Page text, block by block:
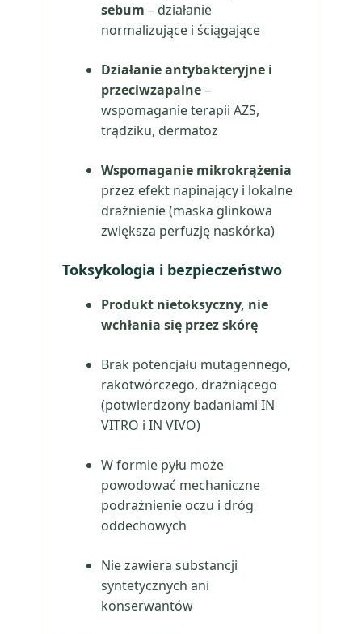
sebum – działanie
normalizujące i ściągające
Działanie antybakteryjne i
przeciwzapalne–
wspomaganie terapii AZS,
trądziku, dermatoz
Wspomaganie mikrokrążenia
przez efekt napinający i lokalne
drażnienie (maska glinkowa
zwiększa perfuzję naskórka)
Toksykologia i bezpieczeństwo
Produkt nietoksyczny, nie
wchłania się przez skórę
Brak potencjału mutagennego,
rakotwórczego, drażniącego
(potwierdzony badaniami IN
VITRO i IN VIVO)
W formie pyłu może
powodować mechaniczne
podrażnienie oczu i dróg
oddechowych
Nie zawiera substancji
syntetycznych ani
konserwantów